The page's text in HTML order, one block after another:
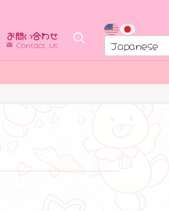
お問い合わせ
Contact Us